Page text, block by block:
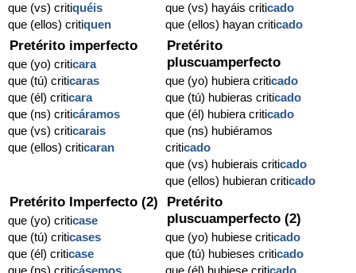
que (vs) critiquéis
que (ellos) critiquen
que (vs) hayáis criticado
que (ellos) hayan criticado
Pretérito imperfecto
que (yo) criticara
que (tú) criticaras
que (él) criticara
que (ns) criticáramos
que (vs) criticarais
que (ellos) criticaran
Pretérito
pluscuamperfecto
que (yo) hubiera criticado
que (tú) hubieras criticado
que (él) hubiera criticado
que (ns) hubiéramos
criticado
que (vs) hubierais criticado
que (ellos) hubieran criticado
Pretérito Imperfecto (2)
que (yo) criticase
que (tú) criticases
que (él) criticase
Pretérito
pluscuamperfecto (2)
que (yo) hubiese criticado
que (tú) hubieses criticado